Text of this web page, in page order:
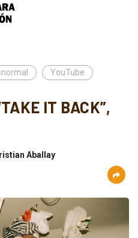
YouTube
IT BACK”,
Aballay